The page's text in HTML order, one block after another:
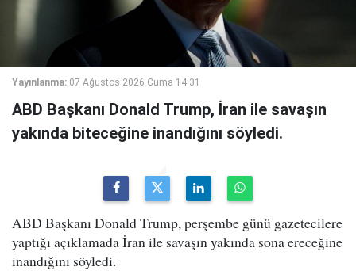
Yayınlanma: 07 Ağustos 2026 Cuma 14:31
ABD Başkanı Donald Trump, İran ile savaşın
yakında biteceğine inandığını söyledi.
ABD Başkanı Donald Trump, perşembe günü gazetecilere
yaptığı açıklamada İran ile savaşın yakında sona ereceğine
inandığını söyledi.